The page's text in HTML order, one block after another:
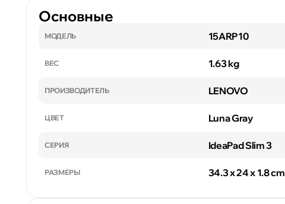
Основные
МОДЕЛЬ 15ARP10
ВЕС 1.63 kg
ПРОИЗВОДИТЕЛЬ LENOVO
ЦВЕТ Luna Gray
СЕРИЯ IdeaPad Slim 3
РАЗМЕРЫ 34.3 x 24 x 1.8 cm